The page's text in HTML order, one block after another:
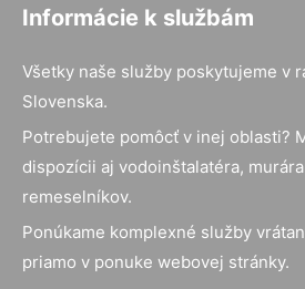
Informácie k službám
Všetky naše služby poskytujeme v
Slovenska.
Potrebujete pomôcť v inej oblasti?
dispozícii aj vodoinštalatéra,
remeselníkov.
Ponúkame komplexné služby
priamo v ponuke webovej stránky.